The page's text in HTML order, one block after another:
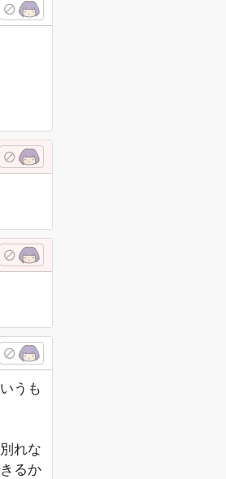
うも
れな
るか